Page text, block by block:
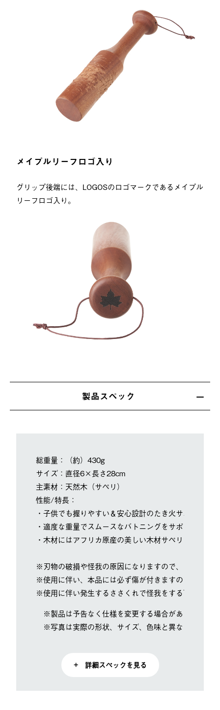
メイプルリーフロゴ入り
グリップ後端には、LOGOSのロゴマークであるメイプル
リーフロゴ入り。
製品スペック
総重量：（約）430g
サイズ：直径6×長さ28cm
主素材：天然木（サペリ）
性能/特長：
・子供でも握りやすい＆安心設計のたき火サポートア
・適度な重量でスムースなバトニングをサポート
・木材にはアフリカ原産の美しい木材サペリを使用
※刃物の破損や怪我の原因になりますので、フルタン
※使用に伴い、本品には必ず傷が付きますので、ご理
※使用に伴い発生するささくれで怪我をする可能性が
※製品は予告なく仕様を変更する場合があります。
※写真は実際の形状、サイズ、色味と異なる場合が
+ 詳細スペックを見る